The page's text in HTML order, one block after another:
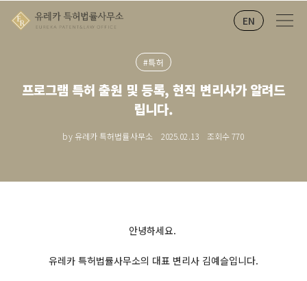
EN
#특허
프로그램 특허 출원 및 등록, 현직 변리사가 알려드
립니다.
by 유레카 특허법률사무소 2025.02.13 조회수770
안녕하세요.
유레카 특허법률사무소의 대표 변리사 김예슬입니다.